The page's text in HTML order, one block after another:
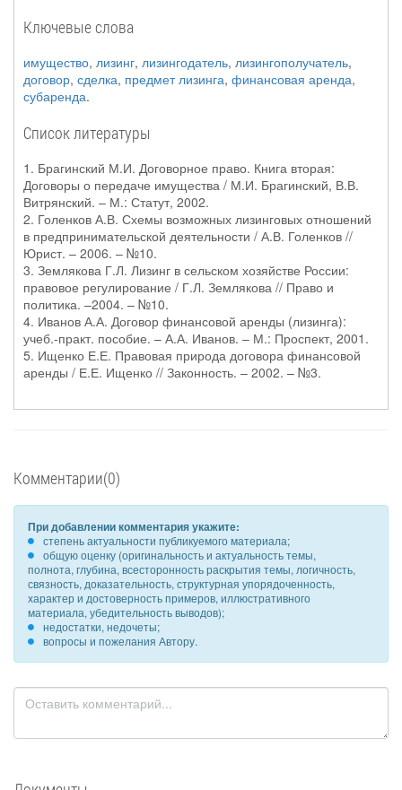
Ключевые слова
имущество, лизинг, лизингодатель, лизингополучатель,
договор, сделка, предмет лизинга, финансовая аренда,
субаренда.
Список литературы
1. Брагинский М.И. Договорное право. Книга вторая:
Договоры о передаче имущества / М.И. Брагинский, В.В.
Витрянский. – М.: Статут, 2002.
2. Голенков А.В. Схемы возможных лизинговых отношений
в предпринимательской деятельности / А.В. Голенков //
Юрист. – 2006. – №10.
3. Землякова Г.Л. Лизинг в сельском хозяйстве России:
правовое регулирование / Г.Л. Землякова // Право и
политика. –2004. – №10.
4. Иванов А.А. Договор финансовой аренды (лизинга):
учеб.-практ. пособие. – А.А. Иванов. – М.: Проспект, 2001.
5. Ищенко Е.Е. Правовая природа договора финансовой
аренды / Е.Е. Ищенко // Законность. – 2002. – №3.
Комментарии(0)
При добавлении комментария укажите:
степень актуальности публикуемого материала;
общую оценку (оригинальность и актуальность темы,
полнота, глубина, всесторонность раскрытия темы, логичность,
связность, доказательность, структурная упорядоченность,
характер и достоверность примеров, иллюстративного
материала, убедительность выводов);
недостатки, недочеты;
вопросы и пожелания Автору.